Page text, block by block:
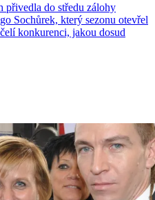
přivedla do středu zálohy
Sochůrek, který sezonu otevřel
konkurenci, jakou dosud